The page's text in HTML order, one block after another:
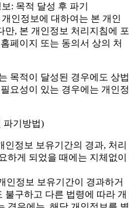
: 목적 달성 후 파기
인정보에 대하여는 본 개인
만, 본 개인정보 처리지침에 포
페이지 또는 동의서 상의 처
목적이 달성된 경우에도 상법
요성이 있는 경우에는 개인정
파기방법)
인정보 보유기간의 경과, 처리
하게 되었을 때에는 지체없이
인정보 보유기간이 경과하거
불구하고 다른 법령에 따라 개